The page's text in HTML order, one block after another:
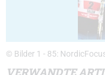
© Bilder 1 - 85:
VERWANDTE